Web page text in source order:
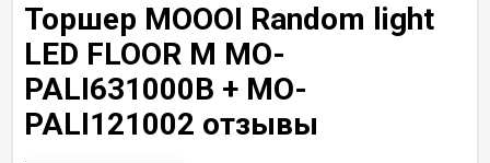
Торшер MOOOI Random light
LED FLOOR M MO-
PALI631000B + MO-
PALI121002 отзывы